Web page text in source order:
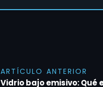
ARTÍCULO ANTERIOR
Vidrio bajo emisivo: